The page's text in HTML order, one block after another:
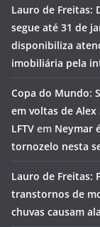
Lauro de Freitas:
segue até 31 de
disponibiliza
imobiliária pela
Copa do Mundo:
em voltas de
LFTV em Neymar
tornozelo nesta
Lauro de Freitas:
transtornos de
chuvas causam